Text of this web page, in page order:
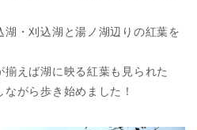
・刈込湖と湯ノ湖辺りの紅葉を
えば湖に映る紅葉も見られた
がら歩き始めました！